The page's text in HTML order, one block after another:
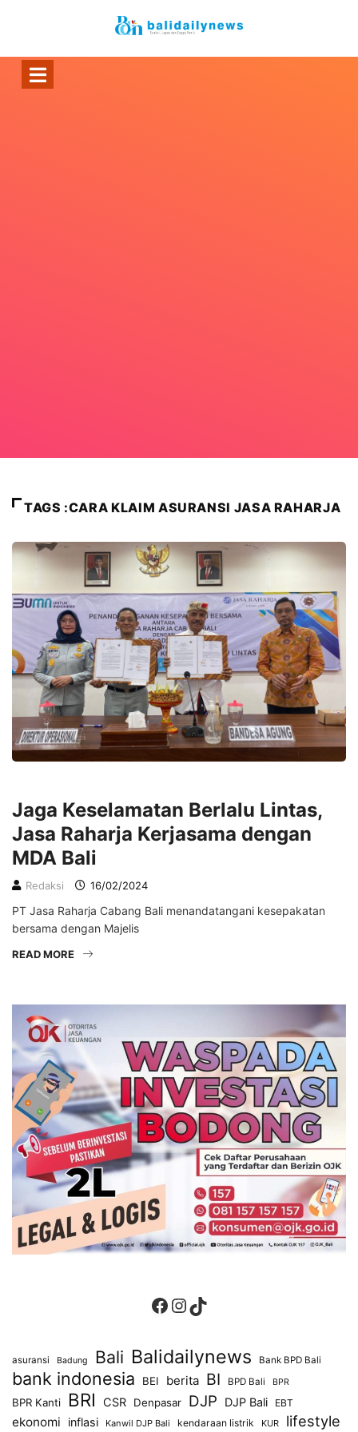
TAGS :CARA KLAIM ASURANSI JASA RAHARJA
Jaga Keselamatan Berlalu Lintas,
Jasa Raharja Kerjasama dengan
MDA Bali
Redaksi 16/02/2024
PT Jasa Raharja Cabang Bali menandatangani kesepakatan
bersama dengan Majelis
READ MORE
Facebook
Instagram
TikTok
asuransi Badung Bali Balidailynews Bank BPD Bali
bank indonesia BEI berita BI BPD Bali BPR
BPR Kanti BRI CSR Denpasar DJP DJP Bali EBT
ekonomi inflasi Kanwil DJP Bali kendaraan listrik KUR lifestyle